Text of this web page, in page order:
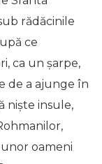
rădăcinile
ce
ca un şarpe,
de a ajunge în
nişte insule,
oameni